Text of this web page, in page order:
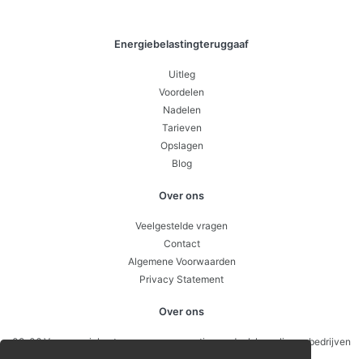
Energiebelastingteruggaaf
Uitleg
Voordelen
Nadelen
Tarieven
Opslagen
Blog
Over ons
Veelgestelde vragen
Contact
Algemene Voorwaarden
Privacy Statement
Over ons
09-06 Van energiekosten naar concurrentievoordeel: hoe slimme bedrijven